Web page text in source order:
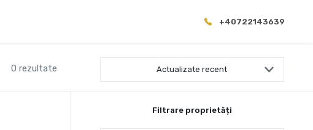
+40722143639
0 rezultate Actualizate recent
Filtrare proprietăți